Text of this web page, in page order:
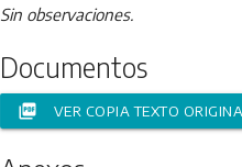
Sin observaciones.
Documentos
picture_as_pdf VER COPIA TEXTO